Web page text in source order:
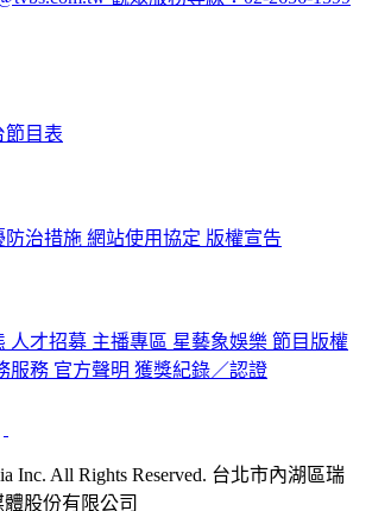
節目表
防治措施 網站使用協定 版權宣告
人才招募 主播專區 星藝象娛樂 節目版權
服務 官方聲明 獲獎紀錄／認證
Inc. All Rights Reserved. 台北市內湖區瑞
股份有限公司